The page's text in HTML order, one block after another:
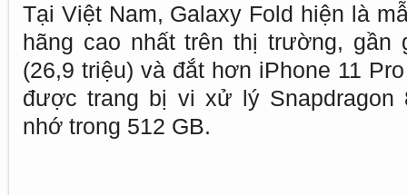
Tại Việt Nam, Galaxy Fold hiện là
hãng cao nhất trên thị trường, gần
(26,9 triệu) và đắt hơn iPhone 11
được trang bị vi xử lý Snapdragon
nhớ trong 512 GB.